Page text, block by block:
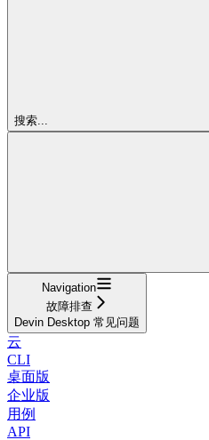
搜索...
Navigation
故障排查
Devin Desktop 常见问题
云
CLI
桌面版
企业版
用例
API